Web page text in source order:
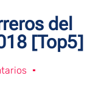
del
[Top5]